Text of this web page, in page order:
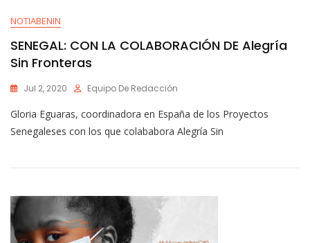
NOTIABENIN
SENEGAL: CON LA COLABORACIÓN DE Alegría
Sin Fronteras
Jul 2, 2020 Equipo De Redacción
Gloria Eguaras, coordinadora en España de los Proyectos
Senegaleses con los que colababora Alegría Sin